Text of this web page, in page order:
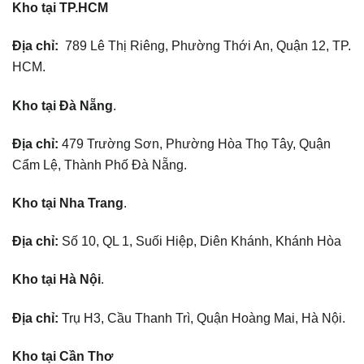
Kho tại TP.HCM
Địa chỉ: 789 Lê Thị Riêng, Phường Thới An, Quận 12, TP.
HCM.
Kho tại Đà Nẵng.
Địa chỉ: 479 Trường Sơn, Phường Hòa Thọ Tây, Quận
Cẩm Lệ, Thành Phố Đà Nẵng.
Kho tại Nha Trang.
Địa chỉ: Số 10, QL 1, Suối Hiệp, Diên Khánh, Khánh Hòa
Kho tại Hà Nội.
Địa chỉ: Trụ H3, Cầu Thanh Trì, Quận Hoàng Mai, Hà Nội.
Kho tại Cần Thơ